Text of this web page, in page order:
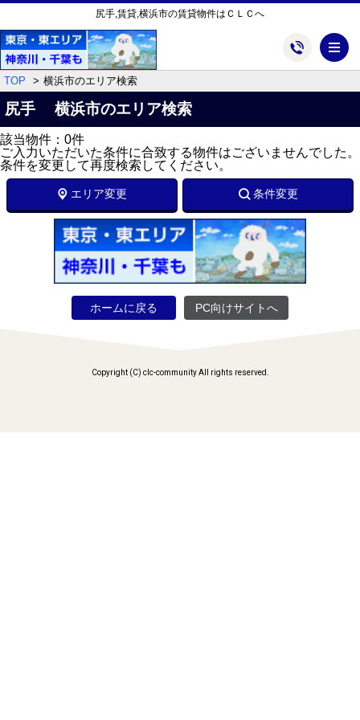
尻手,賃貸,横浜市の賃貸物件はＣＬＣへ
TOP 横浜市のエリア検索
尻手 横浜市のエリア検索
該当物件：0件
ご入力いただいた条件に合致する物件はございませんでした。
条件を変更して再度検索してください。
エリア変更 条件変更
ホームに戻る PC向けサイトへ
Copyright (C) clc-community All rights reserved.